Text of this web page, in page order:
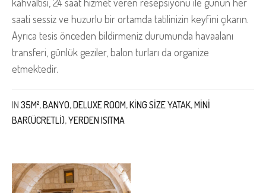
kahvaltısı, 24 saat hizmet veren resepsiyonu ile günün her
saati sessiz ve huzurlu bir ortamda tatilinizin keyfini çıkarın.
Ayrıca tesis önceden bildirmeniz durumunda havaalanı
transferi, günlük geziler, balon turları da organize
etmektedir.
IN 35M²,BANYO,DELUXE ROOM,KING SIZE YATAK,MINI
BAR(ÜCRETLI),YERDEN ISITMA